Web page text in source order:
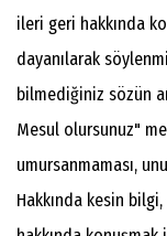
ileri geri hakkında
dayanılarak
bilmediğiniz sözün
Mesul olursunuz"
umursanmaması,
Hakkında kesin